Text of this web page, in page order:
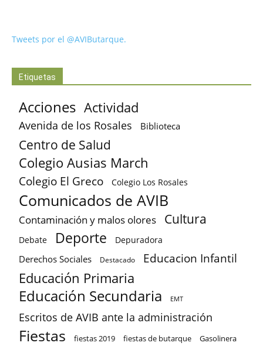
Tweets por el @AVIButarque.
Etiquetas
Acciones Actividad
Avenida de los Rosales Biblioteca
Centro de Salud
Colegio Ausias March
Colegio El Greco Colegio Los Rosales
Comunicados de AVIB
Contaminación y malos olores Cultura
Debate Deporte Depuradora
Derechos Sociales Destacado Educacion Infantil
Educación Primaria
Educación Secundaria EMT
Escritos de AVIB ante la administración
Fiestas fiestas 2019 fiestas de butarque Gasolinera